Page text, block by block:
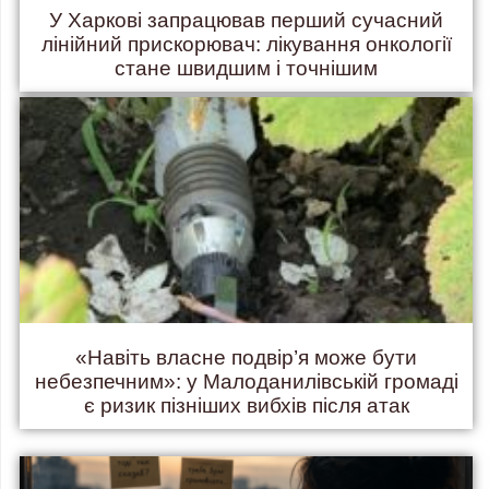
У Харкові запрацював перший сучасний
лінійний прискорювач: лікування онкології
стане швидшим і точнішим
«Навіть власне подвір’я може бути
небезпечним»: у Малоданилівській громаді
є ризик пізніших вибхів після атак